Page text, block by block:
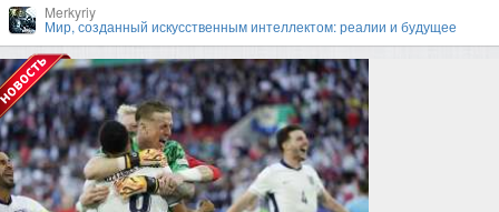
Merkyriy
Мир, созданный искусственным интеллектом: реалии и будущее